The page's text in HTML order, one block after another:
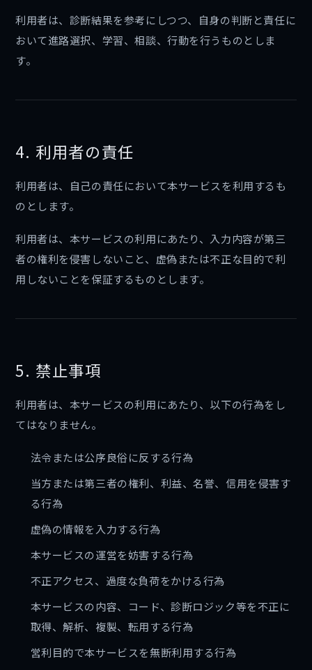
利用者は、診断結果を参考にしつつ、自身の判断と責任に
おいて進路選択、学習、相談、行動を行うものとしま
す。
4. 利用者の責任
利用者は、自己の責任において本サービスを利用するも
のとします。
利用者は、本サービスの利用にあたり、入力内容が第三
者の権利を侵害しないこと、虚偽または不正な目的で利
用しないことを保証するものとします。
5. 禁止事項
利用者は、本サービスの利用にあたり、以下の行為をし
てはなりません。
法令または公序良俗に反する行為
当方または第三者の権利、利益、名誉、信用を侵害す
る行為
虚偽の情報を入力する行為
本サービスの運営を妨害する行為
不正アクセス、過度な負荷をかける行為
本サービスの内容、コード、診断ロジック等を不正に
取得、解析、複製、転用する行為
営利目的で本サービスを無断利用する行為